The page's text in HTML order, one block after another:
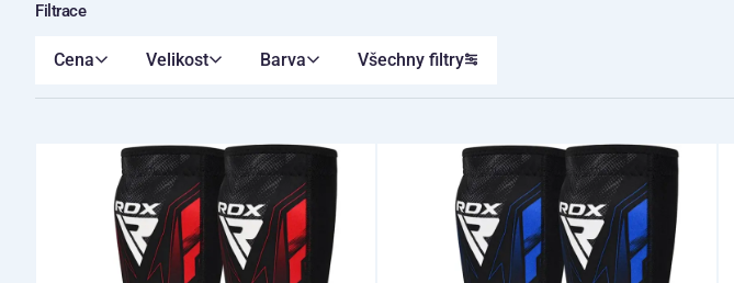
Filtrace
Cena Velikost Barva Všechny filtry